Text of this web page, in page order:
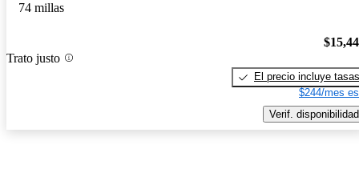
74 millas
Trato justo
El precio incluye tasas
$244/mes
Verif. disponibilidad